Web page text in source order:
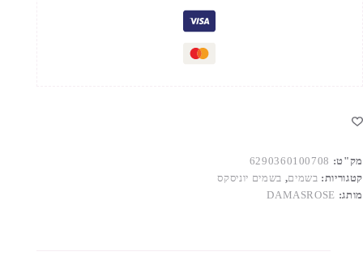
מק"ט: 6290360100708
קטגוריות: בשמים, בשמים יוניסקס
מותג: DAMASROSE